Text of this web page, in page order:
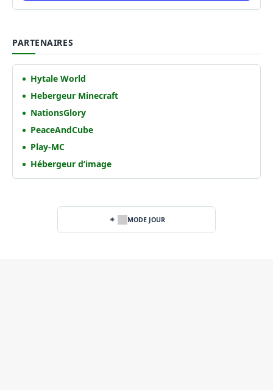
PARTENAIRES
Hytale World
Hebergeur Minecraft
NationsGlory
PeaceAndCube
Play-MC
Hébergeur d’image
MODE JOUR